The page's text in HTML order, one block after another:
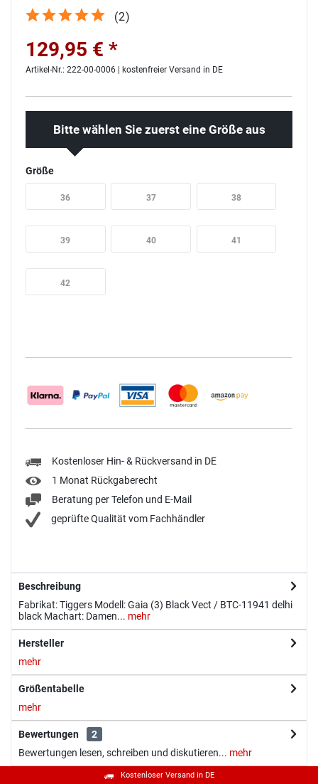
(2)
129,95 € *
Artikel-Nr.: 222-00-0006 | kostenfreier Versand in DE
Bitte wählen Sie zuerst eine Größe aus
Größe
36 37 38
39 40 41
42
Kostenloser Hin- & Rückversand in DE
1 Monat Rückgaberecht
Beratung per Telefon und E-Mail
geprüfte Qualität vom Fachhändler
Beschreibung
Fabrikat: Tiggers Modell: Gaia (3) Black Vect / BTC-11941 delhi
black Machart: Damen... mehr
Hersteller
mehr
Größentabelle
mehr
Bewertungen
2
Bewertungen lesen, schreiben und diskutieren... mehr
Kostenloser Versand in DE